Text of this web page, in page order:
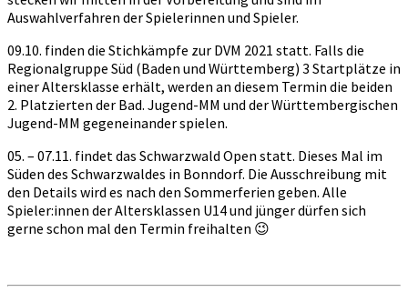
Auswahlverfahren der Spielerinnen und Spieler.
09.10. finden die Stichkämpfe zur DVM 2021 statt. Falls die
Regionalgruppe Süd (Baden und Württemberg) 3 Startplätze in
einer Altersklasse erhält, werden an diesem Termin die beiden
2. Platzierten der Bad. Jugend-MM und der Württembergischen
Jugend-MM gegeneinander spielen.
05. – 07.11. findet das Schwarzwald Open statt. Dieses Mal im
Süden des Schwarzwaldes in Bonndorf. Die Ausschreibung mit
den Details wird es nach den Sommerferien geben. Alle
Spieler:innen der Altersklassen U14 und jünger dürfen sich
gerne schon mal den Termin freihalten 😉